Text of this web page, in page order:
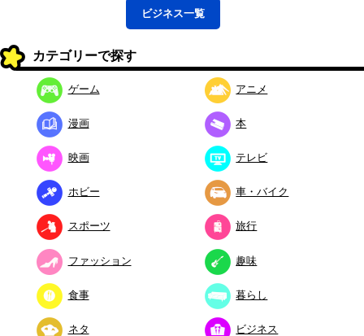
ビジネス一覧
カテゴリーで探す
ゲーム アニメ
漫画 本
映画 テレビ
ホビー 車・バイク
スポーツ 旅行
ファッション 趣味
食事 暮らし
ネタ ビジネス